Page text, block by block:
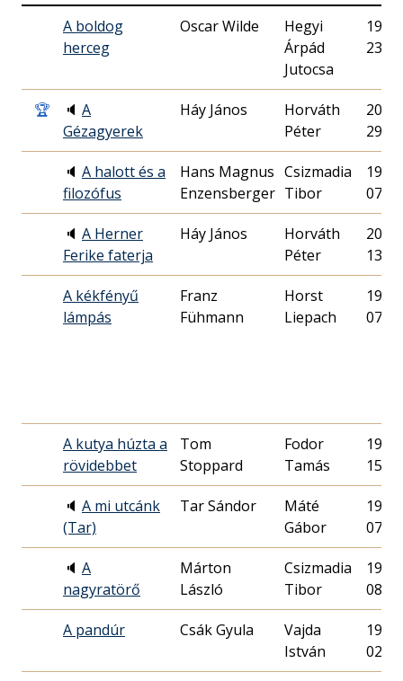
A boldog
herceg
Oscar Wilde
Hegyi
Árpád
Jutocsa
23.
🏆 🔈 A
Gézagyerek
Háy János
Horváth
Péter
29.
🔈 A halott és a
filozófus
Hans Magnus
Enzensberger
Csizmadia
Tibor
07.
🔈 A Herner
Ferike faterja
Háy János
Horváth
Péter
13.
A kékfényű
lámpás
Franz
Fühmann
Horst
Liepach
07.
A kutya húzta a
rövidebbet
Tom
Stoppard
Fodor
Tamás
15.
🔈 A mi utcánk
(Tar)
Tar Sándor
Máté
Gábor
07.
🔈 A
nagyratörő
Márton
László
Csizmadia
Tibor
08.
A pandúr Csák Gyula
Vajda
István
02.